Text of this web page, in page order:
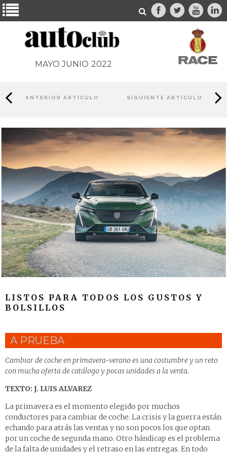
MAYO JUNIO 2022
ANTERIOR ARTÍCULO SIGUIENTE ARTÍCULO
LISTOS PARA TODOS LOS GUSTOS Y
BOLSILLOS
A PRUEBA
Cambiar de coche en primavera-verano es una costumbre y un reto
con mucha oferta de catálogo y pocas unidades a la venta.
TEXTO: J. LUIS ALVAREZ
La primavera es el momento elegido por muchos
conductores para cambiar de coche. La crisis y la guerra están
echando para atrás las ventas y no son pocos los que optan
por un coche de segunda mano. Otro hándicap es el problema
de la falta de unidades y el retraso en las entregas. En todo